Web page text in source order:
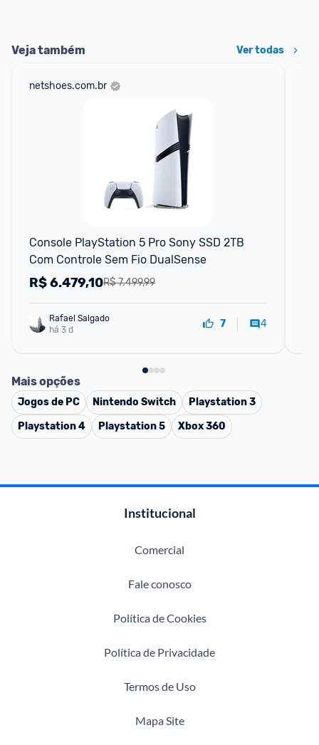
Veja também Ver todas
netshoes.com.br
Console PlayStation 5 Pro Sony SSD 2TB
Com Controle Sem Fio DualSense
R$ 7.499,99
R$6.479,10
Rafael Salgado
há 3 d
7 4
Mais opções
Jogos de PC Nintendo Switch
Playstation 3
Playstation 4
Playstation 5 Xbox 360
Institucional
Comercial
Fale conosco
Política de Cookies
Política de Privacidade
Termos de Uso
Mapa Site